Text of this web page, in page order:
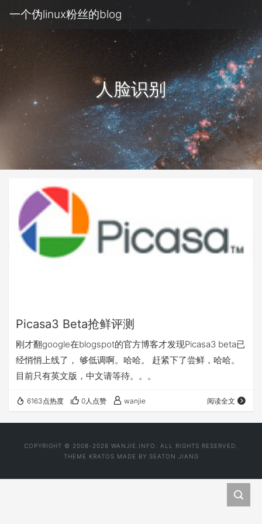
一个伪linux粉丝的blog
人脸识别
Picasa3 Beta抢鲜评测
刚才翻google在blogspot的官方博客才发现Picasa3 beta已
经悄悄上线了， 够低调啊。哈哈。 赶紧下了尝鲜，哈哈。
目前只有英文版，中文请等待。。。
6163点热度 0人点赞 wanjie 阅读全文
COPYRIGHT © 2008-2026 WANJIE.INFO. ALL RIGHTS RESERVED.
THEME KRATOS MADE BY SEATON JIANG